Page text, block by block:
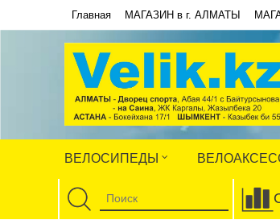
Главная МАГАЗИН в г. АЛМАТЫ
ВЕЛОСИПЕДЫ